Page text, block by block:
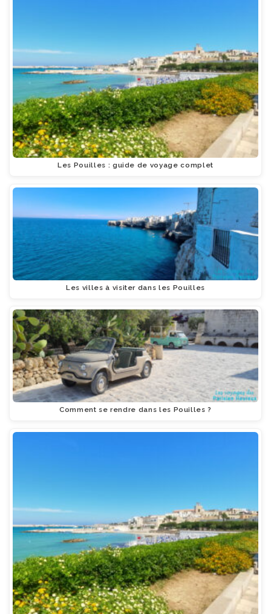
Les Pouilles : guide de voyage complet
Les villes à visiter dans les Pouilles
Comment se rendre dans les Pouilles ?